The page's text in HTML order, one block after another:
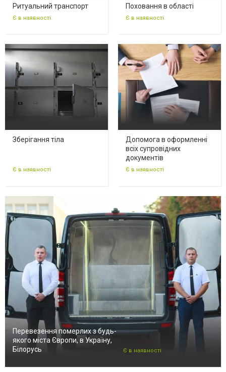
Ритуальний транспорт
Є в наявності
Поховання в області
Є в наявності
Зберігання тіла
Є в наявності
Допомога в оформленні
всіх супровідних
документів
Є в наявності
Перевезення померлих з будь-
якого міста Європи, в Україну,
Білорусь
Є в наявності